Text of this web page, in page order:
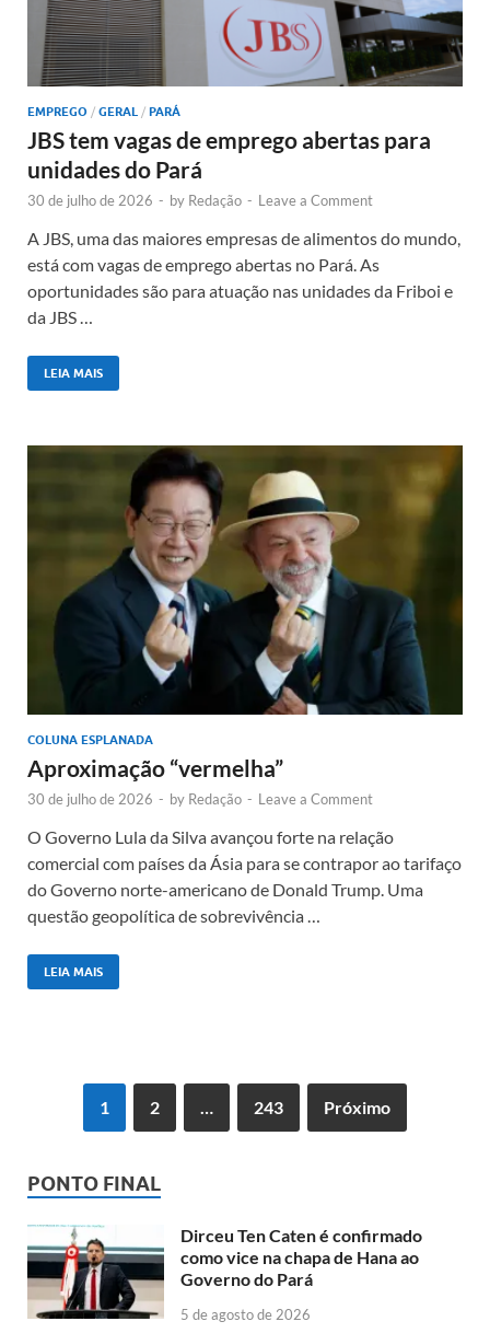
EMPREGO / GERAL / PARÁ
JBS tem vagas de emprego abertas para
unidades do Pará
30 de julho de 2026 - by Redação - Leave a Comment
A JBS, uma das maiores empresas de alimentos do mundo,
está com vagas de emprego abertas no Pará. As
oportunidades são para atuação nas unidades da Friboi e
da JBS …
LEIA MAIS
COLUNA ESPLANADA
Aproximação “vermelha”
30 de julho de 2026 - by Redação - Leave a Comment
O Governo Lula da Silva avançou forte na relação
comercial com países da Ásia para se contrapor ao tarifaço
do Governo norte-americano de Donald Trump. Uma
questão geopolítica de sobrevivência …
LEIA MAIS
1 2 … 243 Próximo
PONTO FINAL
Dirceu Ten Caten é confirmado
como vice na chapa de Hana ao
Governo do Pará
5 de agosto de 2026